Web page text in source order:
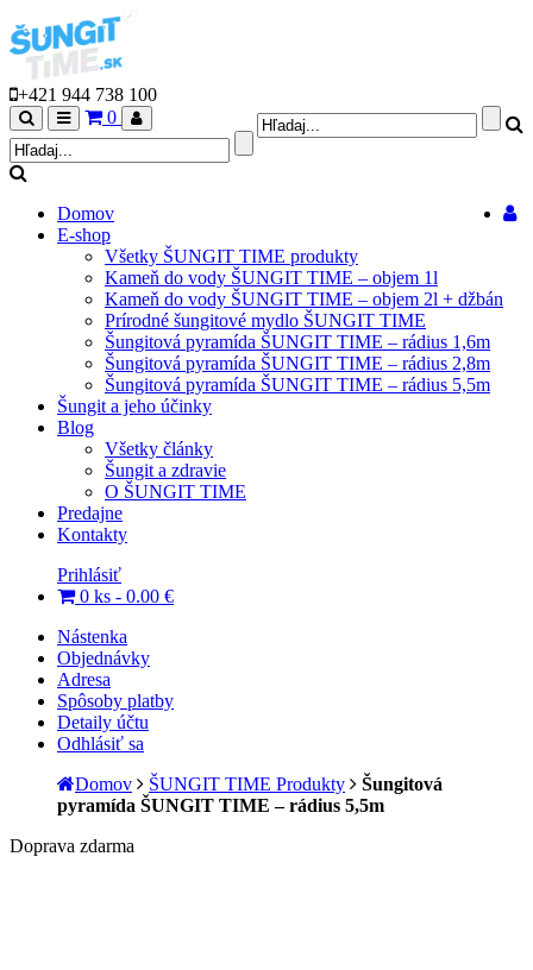
+421 944 738 100
HľadajMenu 0
Môj
profil
Domov
E-shop
Všetky ŠUNGIT TIME produkty
Kameň do vody ŠUNGIT TIME – objem 1l
Kameň do vody ŠUNGIT TIME – objem 2l + džbán
Prírodné šungitové mydlo ŠUNGIT TIME
Šungitová pyramída ŠUNGIT TIME – rádius 1,6m
Šungitová pyramída ŠUNGIT TIME – rádius 2,8m
Šungitová pyramída ŠUNGIT TIME – rádius 5,5m
Šungit a jeho účinky
Blog
Všetky články
Šungit a zdravie
O ŠUNGIT TIME
Predajne
Kontakty
Prihlásiť
0 ks - 0.00 €
Nástenka
Objednávky
Adresa
Spôsoby platby
Detaily účtu
Odhlásiť sa
Domov
ŠUNGIT TIME Produkty
Šungitová
pyramída ŠUNGIT TIME – rádius 5,5m
Doprava zdarma